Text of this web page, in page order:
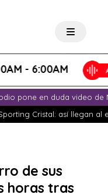
- 6:00AM
pone en duda video de
Cristal: así llegan al
de sus
horas tras